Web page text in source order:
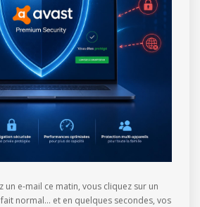
un e-mail ce matin, vous cliquez sur un
normal… et en quelques secondes, vos